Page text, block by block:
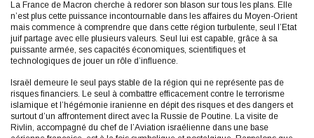
La France de Macron cherche à redorer son blason sur tous les plans. Elle
n’est plus cette puissance incontournable dans les affaires du Moyen-Orient
mais commence à comprendre que dans cette région turbulente, seul l’Etat
juif partage avec elle plusieurs valeurs. Seul lui est capable, grâce à sa
puissante armée, ses capacités économiques, scientifiques et
technologiques de jouer un rôle d’influence.
Israël demeure le seul pays stable de la région qui ne représente pas de
risques financiers. Le seul à combattre efficacement contre le terrorisme
islamique et l’hégémonie iranienne en dépit des risques et des dangers et
surtout d’un affrontement direct avec la Russie de Poutine. La visite de
Rivlin, accompagné du chef de l’Aviation israélienne dans une base